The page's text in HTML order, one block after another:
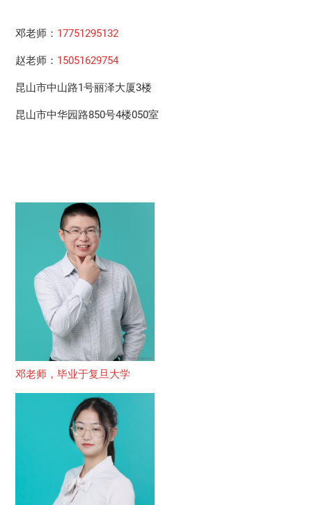
邓老师： 17751295132
赵老师： 15051629754
昆山市中山路1号丽泽大厦3楼
昆山市中华园路850号4楼050室
邓老师，毕业于复旦大学